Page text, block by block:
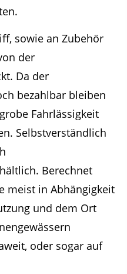
sowie an Zubehör
der
Da der
bezahlbar bleiben
Fahrlässigkeit
Selbstverständlich
Berechnet
meist in Abhängigkeit
und dem Ort
oder sogar auf